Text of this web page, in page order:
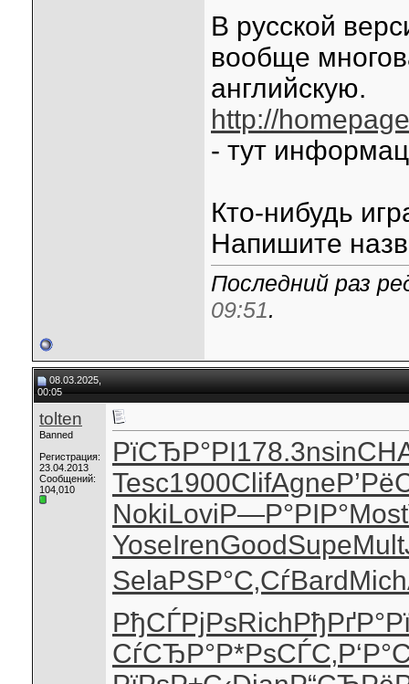
В русской
вообще
английскую.
http://
- тут
Кто-нибудь
Напишите
Последний раз
09:51.
08.03.2025,
00:05
tolten
Banned
Регистрация:
23.04.2013
Сообщений:
104,010
РїСЂР°РІ178.3nsin
Tesc1900ClifAgne
NokiLoviР—Р°РІР°Most
YoseIrenGoodSupeMult
SelaРЅР°С‚СѓBardMich
РђСЃРјРѕRich
СѓСЂР°Р*РѕСЃС‚